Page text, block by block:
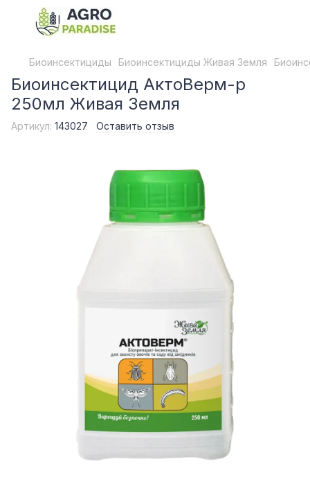
Биоинсектициды Биоинсектициды Живая Земля
Биоинсектицид АктоВерм-р
250мл Живая Земля
Артикул: 143027 Оставить отзыв